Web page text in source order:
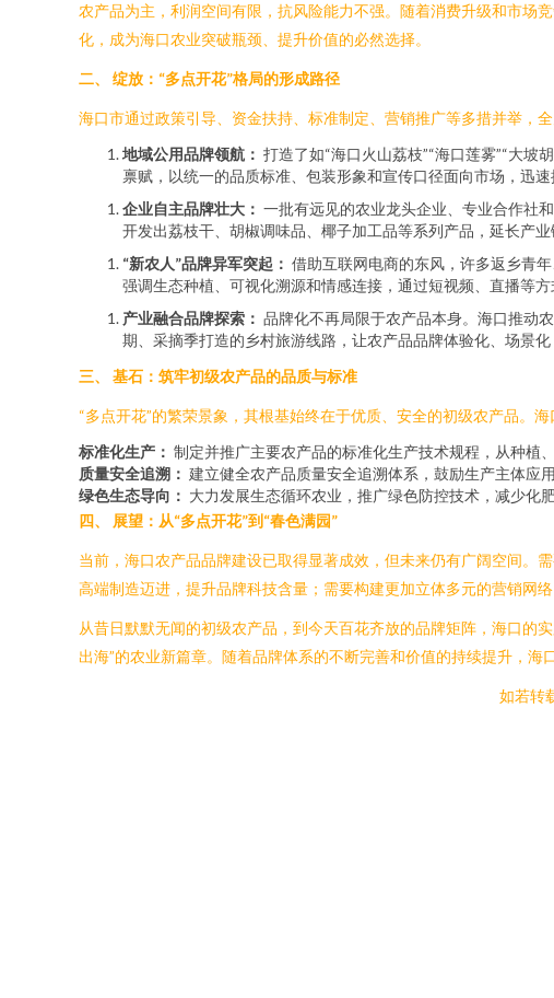
农产品为主，利润空间有限，抗风险能力不强。随着消费升级和市场
化，成为海口农业突破瓶颈、提升价值的必然选择。
二、 绽放：“多点开花”格局的形成路径
海口市通过政策引导、资金扶持、标准制定、营销推广等多措并举，
地域公用品牌领航： 打造了如“海口火山荔枝”“海口莲雾”“大
禀赋，以统一的品质标准、包装形象和宣传口径面向市场，迅
企业自主品牌壮大： 一批有远见的农业龙头企业、专业合作社
开发出荔枝干、胡椒调味品、椰子加工品等系列产品，延长产
“新农人”品牌异军突起： 借助互联网电商的东风，许多返乡青
强调生态种植、可视化溯源和情感连接，通过短视频、直播等
产业融合品牌探索： 品牌化不再局限于农产品本身。海口推动
期、采摘季打造的乡村旅游线路，让农产品品牌体验化、场景化
三、 基石：筑牢初级农产品的品质与标准
“多点开花”的繁荣景象，其根基始终在于优质、安全的初级农产品。
标准化生产： 制定并推广主要农产品的标准化生产技术规程，从种植
质量安全追溯： 建立健全农产品质量安全追溯体系，鼓励生产主体应
绿色生态导向： 大力发展生态循环农业，推广绿色防控技术，减少化
四、 展望：从“多点开花”到“春色满园”
当前，海口农产品品牌建设已取得显著成效，但未来仍有广阔空间。
高端制造迈进，提升品牌科技含量；需要构建更加立体多元的营销网
从昔日默默无闻的初级农产品，到今天百花齐放的品牌矩阵，海口的
出海”的农业新篇章。随着品牌体系的不断完善和价值的持续提升，
如若转